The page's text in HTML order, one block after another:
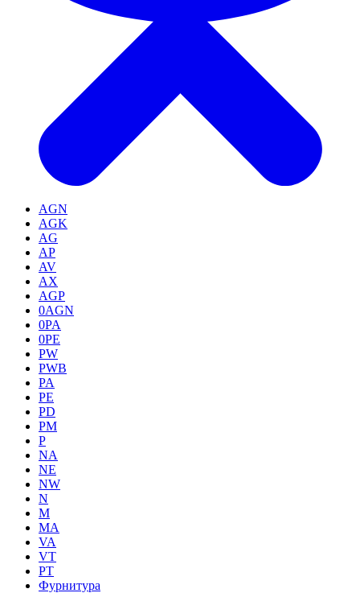
AGN
AGK
AG
AP
AV
AX
AGP
0AGN
0PA
0PE
PW
PWB
PA
PE
PD
PM
P
NA
NE
NW
N
M
MA
VA
VT
PT
Фурнитура